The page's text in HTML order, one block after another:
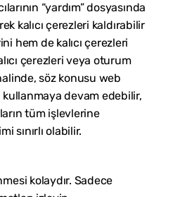
“yardım” dosyasında
kalıcı çerezleri kaldırabilir
hem de kalıcı çerezleri
çerezleri veya oturum
söz konusu web
devam edebilir,
tüm işlevlerine
sınırlı olabilir.
kolaydır. Sadece